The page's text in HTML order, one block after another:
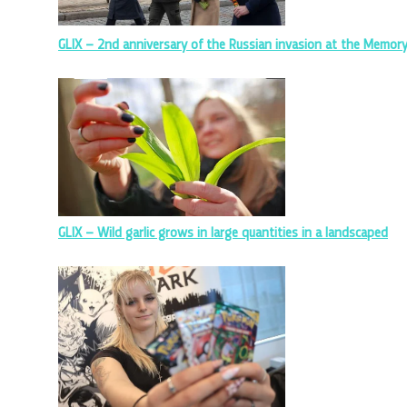
GLIX – 2nd anniversary of the Russian invasion at the
GLIX – Wild garlic grows in large quantities in a landscaped